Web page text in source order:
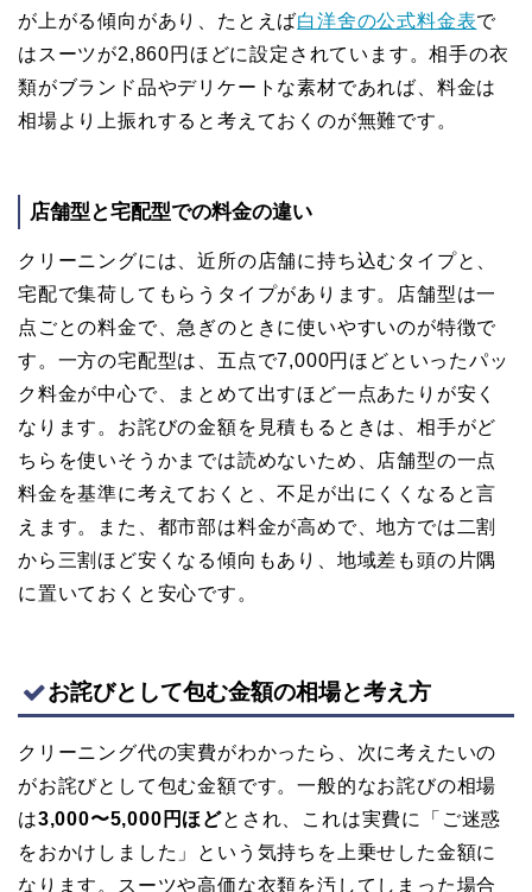
が上がる傾向があり、たとえば白洋舍の公式料金表で
はスーツが2,860円ほどに設定されています。相手の衣
類がブランド品やデリケートな素材であれば、料金は
相場より上振れすると考えておくのが無難です。
店舗型と宅配型での料金の違い
クリーニングには、近所の店舗に持ち込むタイプと、
宅配で集荷してもらうタイプがあります。店舗型は一
点ごとの料金で、急ぎのときに使いやすいのが特徴で
す。一方の宅配型は、五点で7,000円ほどといったパッ
ク料金が中心で、まとめて出すほど一点あたりが安く
なります。お詫びの金額を見積もるときは、相手がど
ちらを使いそうかまでは読めないため、店舗型の一点
料金を基準に考えておくと、不足が出にくくなると言
えます。また、都市部は料金が高めで、地方では二割
から三割ほど安くなる傾向もあり、地域差も頭の片隅
に置いておくと安心です。
お詫びとして包む金額の相場と考え方
クリーニング代の実費がわかったら、次に考えたいの
がお詫びとして包む金額です。一般的なお詫びの相場
は3,000〜5,000円ほどとされ、これは実費に「ご迷惑
をおかけしました」という気持ちを上乗せした金額に
なります。スーツや高価な衣類を汚してしまった場合